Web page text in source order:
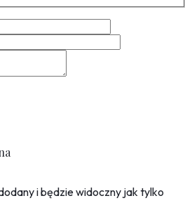
i będzie widoczny jak tylko